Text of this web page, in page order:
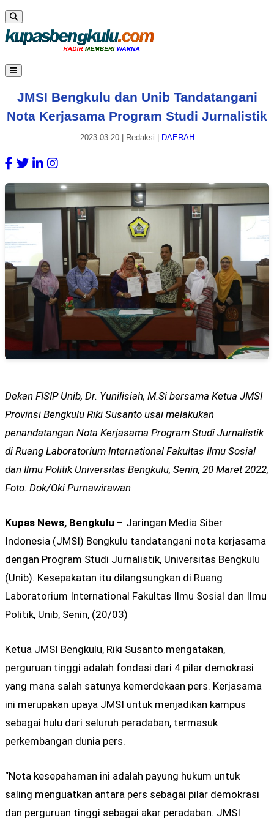
JMSI Bengkulu dan Unib Tandatangani
Nota Kerjasama Program Studi Jurnalistik
2023-03-20| Redaksi DAERAH
Dekan FISIP Unib, Dr. Yunilisiah, M.Si bersama Ketua JMSI
Provinsi Bengkulu Riki Susanto usai melakukan
penandatangan Nota Kerjasama Program Studi Jurnalistik
di Ruang Laboratorium International Fakultas Ilmu Sosial
dan Ilmu Politik Universitas Bengkulu, Senin, 20 Maret 2022,
Foto: Dok/Oki Purnawirawan
Kupas News, Bengkulu – Jaringan Media Siber
Indonesia (JMSI) Bengkulu tandatangani nota kerjasama
dengan Program Studi Jurnalistik, Universitas Bengkulu
(Unib). Kesepakatan itu dilangsungkan di Ruang
Laboratorium International Fakultas Ilmu Sosial dan Ilmu
Politik, Unib, Senin, (20/03)
Ketua JMSI Bengkulu, Riki Susanto mengatakan,
perguruan tinggi adalah fondasi dari 4 pilar demokrasi
yang mana salah satunya kemerdekaan pers. Kerjasama
ini merupakan upaya JMSI untuk menjadikan kampus
sebagai hulu dari seluruh peradaban, termasuk
perkembangan dunia pers.
“Nota kesepahaman ini adalah payung hukum untuk
saling menguatkan antara pers sebagai pilar demokrasi
dan perguruan tinggi sebagai akar peradaban. JMSI